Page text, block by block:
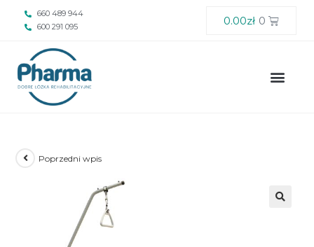
660 489 944
600 291 095
0.00zł 0
Poprzedni wpis